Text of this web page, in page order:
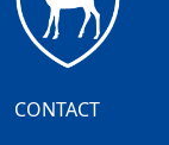
CONTACT